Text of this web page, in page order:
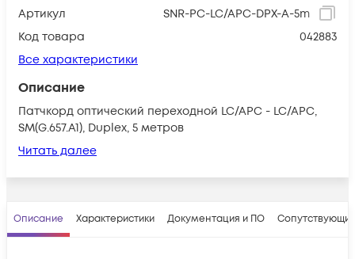
Артикул
SNR-PC-LC/APC-DPX-A-5m
Код товара
042883
Все характеристики
Описание
Патчкорд оптический переходной LC/APC - LC/APC,
SM(G.657.A1), Duplex, 5 метров
Читать далее
Описание Характеристики Документация и ПО